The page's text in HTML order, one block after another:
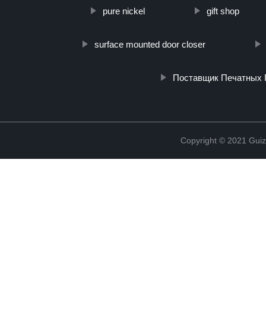
pure nickel gift shop
surface mounted door closer
Поставщик Печатных
Copyright © 2021